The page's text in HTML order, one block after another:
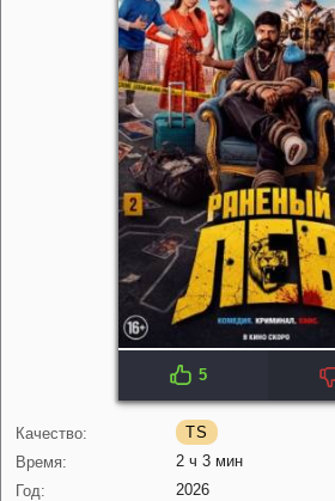
5
Качество:
TS
Время:
2 ч 3 мин
Год:
2026